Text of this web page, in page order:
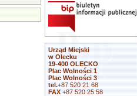
Urząd Miejski
w Olecku
19-400 OLECKO
Plac Wolności 1
Plac Wolności 3
tel.+87 520 21 68
FAX +87 520 25 58